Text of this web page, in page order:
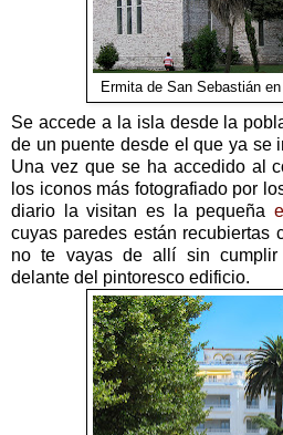
Ermita de San Sebastián
Se accede a la isla desde la
de un puente desde el que ya se
Una vez que se ha accedido al
los iconos más fotografiado por
diario la visitan es la pequeña
cuyas paredes están recubiertas
no te vayas de allí sin cumplir
delante del pintoresco edificio.